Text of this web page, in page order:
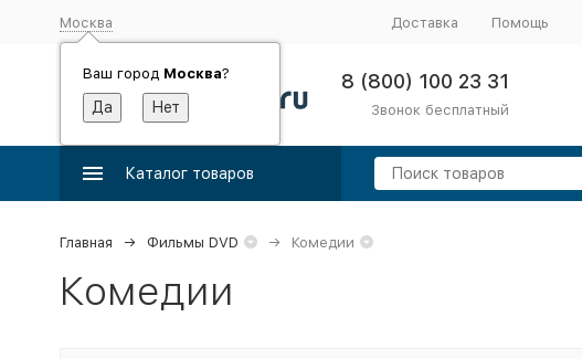
Москва
Ваш город Москва?
Доставка Помощь
8 (800) 100 23 31
Звонок бесплатный
Каталог товаров
Главная Фильмы DVD Комедии
Комедии